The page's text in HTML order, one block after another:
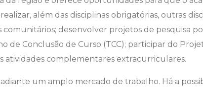
além das disciplinas obrigatórias, outras
desenvolver projetos de pesquisa
de Conclusão de Curso (TCC); participar do
atividades complementares extracurriculares.
um amplo mercado de trabalho. Há a